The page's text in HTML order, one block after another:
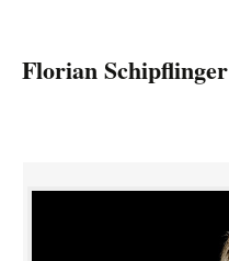
Florian Schipflinger